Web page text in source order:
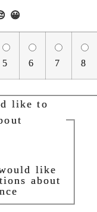
😀
5 6 7 8
like to
like
about